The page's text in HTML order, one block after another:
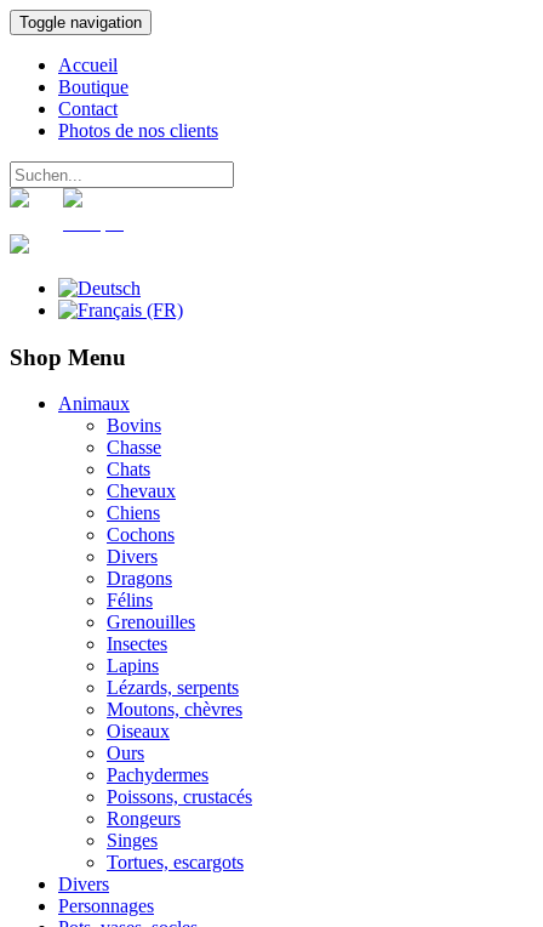
Toggle navigation
Accueil
Boutique
Contact
Photos de nos clients
Shop Menu
Animaux
Bovins
Chasse
Chats
Chevaux
Chiens
Cochons
Divers
Dragons
Félins
Grenouilles
Insectes
Lapins
Lézards, serpents
Moutons, chèvres
Oiseaux
Ours
Pachydermes
Poissons, crustacés
Rongeurs
Singes
Tortues, escargots
Divers
Personnages